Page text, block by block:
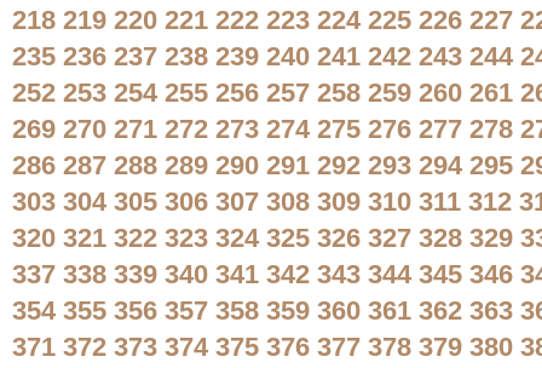
218 219 220 221 222 223 224 225 226 227
235 236 237 238 239 240 241 242 243 244
252 253 254 255 256 257 258 259 260 261
269 270 271 272 273 274 275 276 277 278
286 287 288 289 290 291 292 293 294 295
303 304 305 306 307 308 309 310 311 312
320 321 322 323 324 325 326 327 328 329
337 338 339 340 341 342 343 344 345 346
354 355 356 357 358 359 360 361 362 363
371 372 373 374 375 376 377 378 379 380